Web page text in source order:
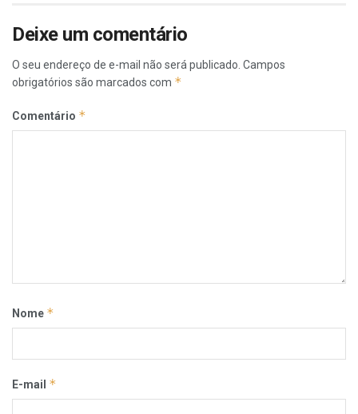
Deixe um comentário
O seu endereço de e-mail não será publicado. Campos
obrigatórios são marcados com *
Comentário *
Nome *
E-mail *